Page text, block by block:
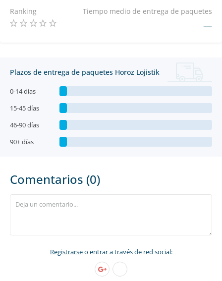
Ranking Tiempo medio de entrega de paquetes
—
Plazos de entrega de paquetes Horoz Lojistik
0-14 días
15-45 días
46-90 días
90+ días
Comentarios (0)
Registrarseo entrar a través de red social: